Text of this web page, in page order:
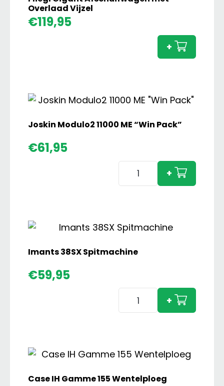
Overlaad Vijzel
€119,95
met
+
Joskin Modulo2 11000 ME “Win Pack”
€61,95
Joskin
Modulo2
"Win
Pack"
aantal
+
Imants 38SX Spitmachine
€59,95
Imants
38SX
+
Case IH Gamme 155 Wentelploeg